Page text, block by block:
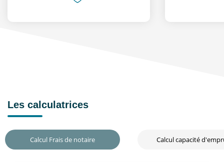
Les calculatrices
Calcul Frais de notaire Calcul capacité